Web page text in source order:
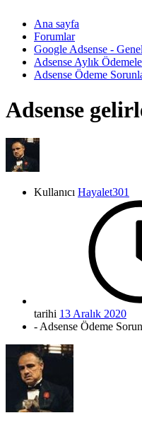
Ana sayfa
Forumlar
Google Adsense -
Adsense Aylık
Adsense Ödeme
Adsense
Kullanıcı Hayalet301
tarihi 13 Aralık 2020
- Adsense Ödeme